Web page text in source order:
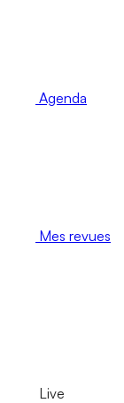
Agenda
Mes revues
Live